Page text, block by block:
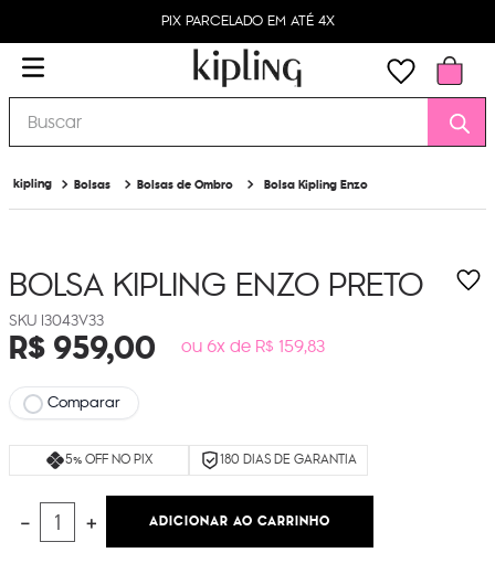
PIX PARCELADO EM ATÉ 4X
Buscar
Bolsas Bolsas de Ombro Bolsa Kipling Enzo
BOLSA KIPLING ENZOPRETO
I3043V33
R$959,00 ou 6x de R$ 159,83
Comparar
5% OFF NO PIX 180 DIAS DE GARANTIA
＋
－ ADICIONAR AO CARRINHO